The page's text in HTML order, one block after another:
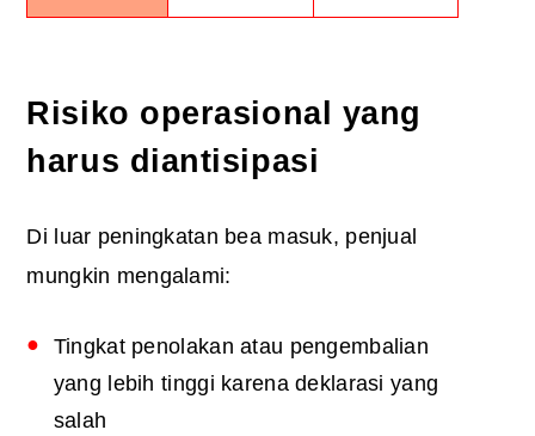
Risiko operasional yang
harus diantisipasi
Di luar peningkatan bea masuk, penjual
mungkin mengalami:
Tingkat penolakan atau pengembalian
yang lebih tinggi karena deklarasi yang
salah